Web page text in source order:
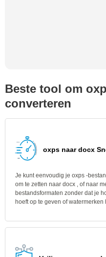
Beste tool om
converteren
oxps naar docx
Je kunt eenvoudig je oxps -
om te zetten naar docx , of naar
bestandsformaten zonder dat je
hoeft op te geven of